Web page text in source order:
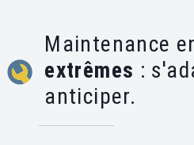
Maintenance
extrêmes :
anticiper.